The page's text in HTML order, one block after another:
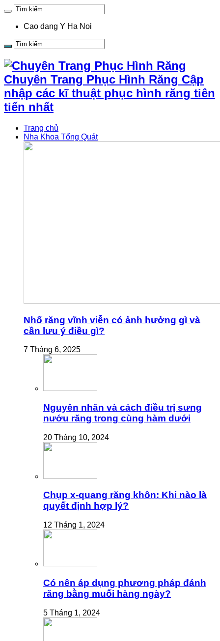
Cao dang Y Ha Noi
Chuyên Trang Phục Hình Răng Cập
nhập các kĩ thuật phục hình răng tiên
tiến nhất
Trang chủ
Nha Khoa Tổng Quát
Nhổ răng vĩnh viễn có ảnh hưởng gì và
cần lưu ý điều gì?
7 Tháng 6, 2025
Nguyên nhân và cách điều trị sưng
nướu răng trong cùng hàm dưới
20 Tháng 10, 2024
Chụp x-quang răng khôn: Khi nào là
quyết định hợp lý?
12 Tháng 1, 2024
Có nên áp dụng phương pháp đánh
răng bằng muối hàng ngày?
5 Tháng 1, 2024